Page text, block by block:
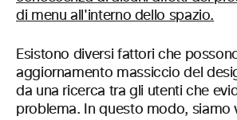
Esistono diversi fattori che
aggiornamento massiccio del
da una ricerca tra gli utenti che
problema. In questo modo, siamo